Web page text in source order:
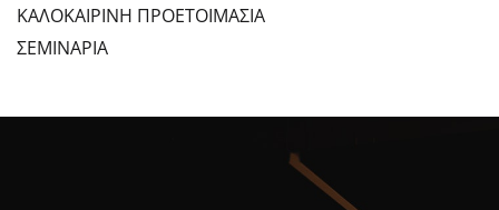
ΚΑΛΟΚΑΙΡΙΝΗ ΠΡΟΕΤΟΙΜΑΣΙΑ
ΣΕΜΙΝΑΡΙΑ